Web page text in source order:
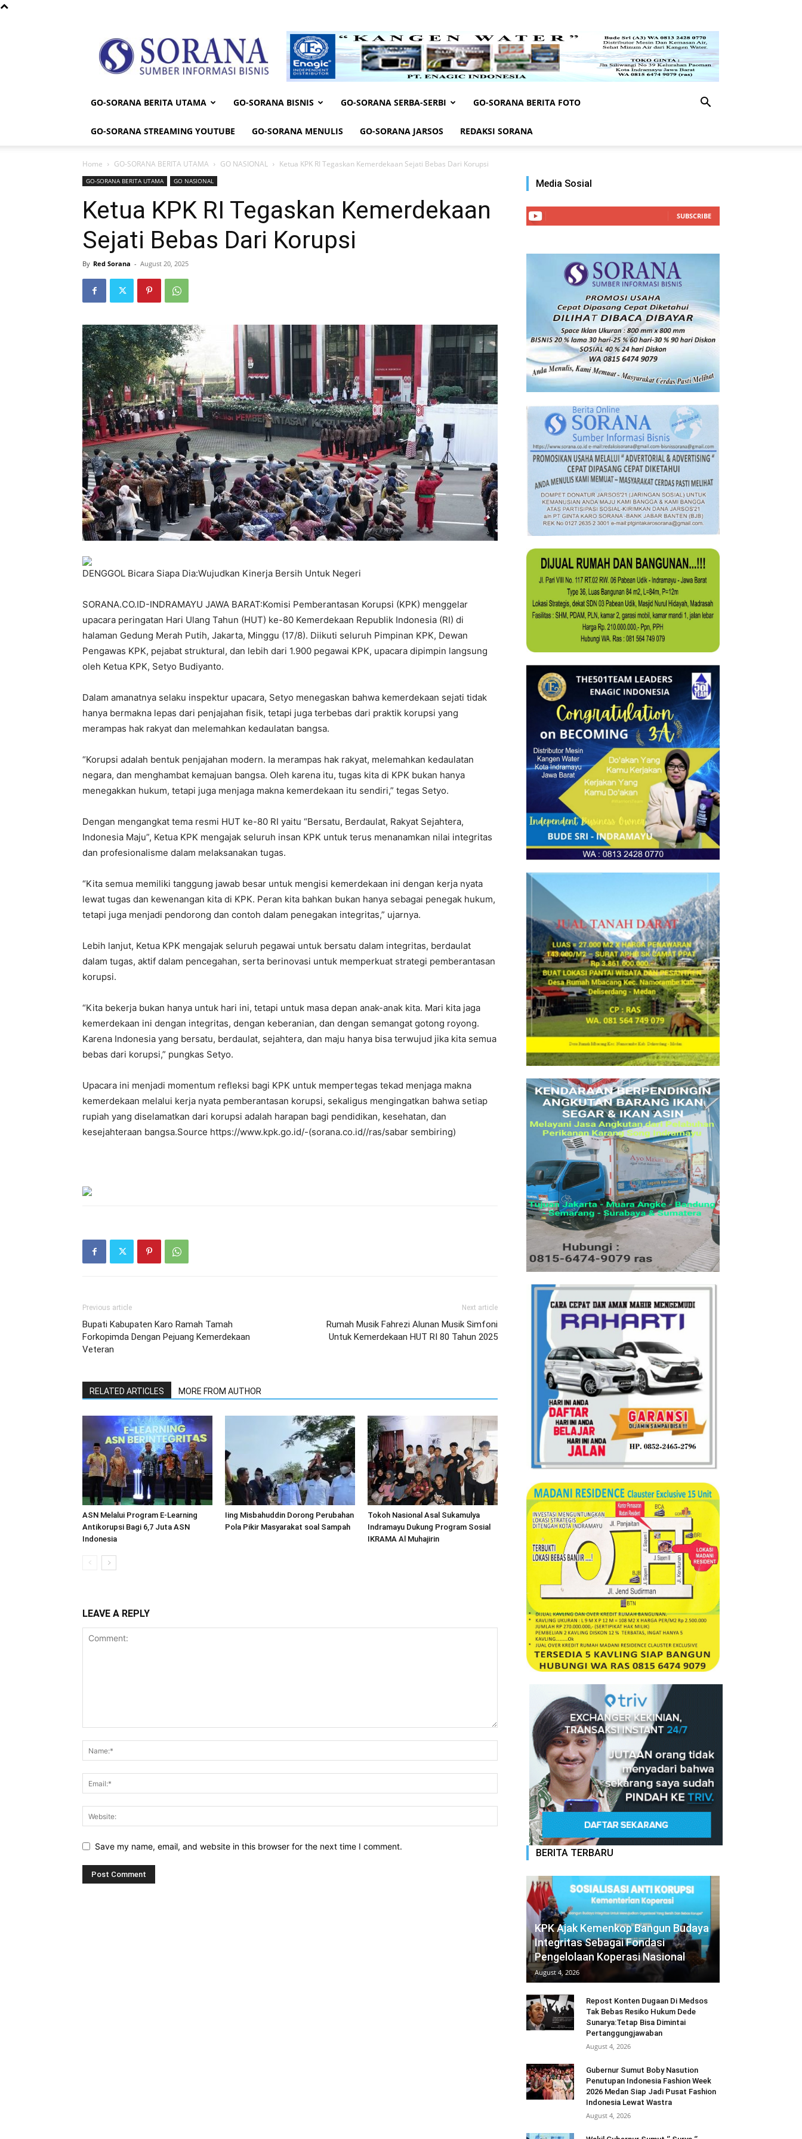
Sorana
GO-SORANA BERITA UTAMA GO-SORANA BISNIS GO-SORANA SERBA-SERBI GO-SORANA BERITA FOTO
GO-SORANA STREAMING YOUTUBE GO-SORANA MENULIS GO-SORANA JARSOS REDAKSI SORANA
Home GO-SORANA BERITA UTAMA GO NASIONAL Ketua KPK RI Tegaskan Kemerdekaan Sejati Bebas Dari Korupsi
GO-SORANA BERITA UTAMA GO NASIONAL
Ketua KPK RI Tegaskan Kemerdekaan
Sejati Bebas Dari Korupsi
By Red Sorana - August 20, 2025
DENGGOL Bicara Siapa Dia:Wujudkan Kinerja Bersih Untuk Negeri
SORANA.CO.ID-INDRAMAYU JAWA BARAT:Komisi Pemberantasan Korupsi (KPK) menggelar
upacara peringatan Hari Ulang Tahun (HUT) ke-80 Kemerdekaan Republik Indonesia (RI) di
halaman Gedung Merah Putih, Jakarta, Minggu (17/8). Diikuti seluruh Pimpinan KPK, Dewan
Pengawas KPK, pejabat struktural, dan lebih dari 1.900 pegawai KPK, upacara dipimpin langsung
oleh Ketua KPK, Setyo Budiyanto.
Dalam amanatnya selaku inspektur upacara, Setyo menegaskan bahwa kemerdekaan sejati tidak
hanya bermakna lepas dari penjajahan fisik, tetapi juga terbebas dari praktik korupsi yang
merampas hak rakyat dan melemahkan kedaulatan bangsa.
“Korupsi adalah bentuk penjajahan modern. Ia merampas hak rakyat, melemahkan kedaulatan
negara, dan menghambat kemajuan bangsa. Oleh karena itu, tugas kita di KPK bukan hanya
menegakkan hukum, tetapi juga menjaga makna kemerdekaan itu sendiri,” tegas Setyo.
Dengan mengangkat tema resmi HUT ke-80 RI yaitu “Bersatu, Berdaulat, Rakyat Sejahtera,
Indonesia Maju”, Ketua KPK mengajak seluruh insan KPK untuk terus menanamkan nilai integritas
dan profesionalisme dalam melaksanakan tugas.
“Kita semua memiliki tanggung jawab besar untuk mengisi kemerdekaan ini dengan kerja nyata
lewat tugas dan kewenangan kita di KPK. Peran kita bahkan bukan hanya sebagai penegak hukum,
tetapi juga menjadi pendorong dan contoh dalam penegakan integritas,” ujarnya.
Lebih lanjut, Ketua KPK mengajak seluruh pegawai untuk bersatu dalam integritas, berdaulat
dalam tugas, aktif dalam pencegahan, serta berinovasi untuk memperkuat strategi pemberantasan
korupsi.
“Kita bekerja bukan hanya untuk hari ini, tetapi untuk masa depan anak-anak kita. Mari kita jaga
kemerdekaan ini dengan integritas, dengan keberanian, dan dengan semangat gotong royong.
Karena Indonesia yang bersatu, berdaulat, sejahtera, dan maju hanya bisa terwujud jika kita semua
bebas dari korupsi,” pungkas Setyo.
Upacara ini menjadi momentum refleksi bagi KPK untuk mempertegas tekad menjaga makna
kemerdekaan melalui kerja nyata pemberantasan korupsi, sekaligus mengingatkan bahwa setiap
rupiah yang diselamatkan dari korupsi adalah harapan bagi pendidikan, kesehatan, dan
kesejahteraan bangsa.Source https://www.kpk.go.id/-(sorana.co.id//ras/sabar sembiring)
Previous article
Bupati Kabupaten Karo Ramah Tamah
Forkopimda Dengan Pejuang Kemerdekaan
Veteran
Next article
Rumah Musik Fahrezi Alunan Musik Simfoni
Untuk Kemerdekaan HUT RI 80 Tahun 2025
RELATED ARTICLES MORE FROM AUTHOR
ASN Melalui Program E-Learning
Antikorupsi Bagi 6,7 Juta ASN
Indonesia
Iing Misbahuddin Dorong Perubahan
Pola Pikir Masyarakat soal Sampah
Tokoh Nasional Asal Sukamulya
Indramayu Dukung Program Sosial
IKRAMA Al Muhajirin
LEAVE A REPLY
Save my name, email, and website in this browser for the next time I comment.
Media Sosial
SUBSCRIBE
BERITA TERBARU
KPK Ajak Kemenkop Bangun Budaya
Integritas Sebagai Fondasi
Pengelolaan Koperasi Nasional
August 4, 2026
Repost Konten Dugaan Di Medsos
Tak Bebas Resiko Hukum Dede
Sunarya:Tetap Bisa Dimintai
Pertanggungjawaban
August 4, 2026
Gubernur Sumut Boby Nasution
Penutupan Indonesia Fashion Week
2026 Medan Siap Jadi Pusat Fashion
Indonesia Lewat Wastra
August 4, 2026